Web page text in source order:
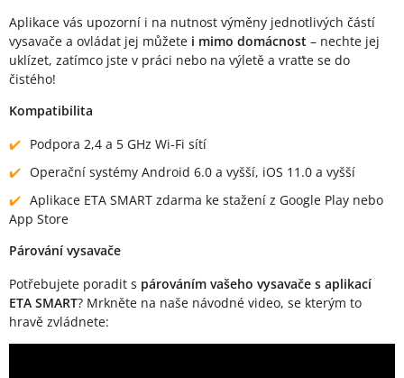
Aplikace vás upozorní i na nutnost výměny jednotlivých částí
vysavače a ovládat jej můžete i mimo domácnost – nechte jej
uklízet, zatímco jste v práci nebo na výletě a vraťte se do
čistého!
Kompatibilita
Podpora 2,4 a 5 GHz Wi-Fi sítí
Operační systémy Android 6.0 a vyšší, iOS 11.0 a vyšší
Aplikace ETA SMART zdarma ke stažení z Google Play nebo
App Store
Párování vysavače
Potřebujete poradit s párováním vašeho vysavače s aplikací
ETA SMART? Mrkněte na naše návodné video, se kterým to
hravě zvládnete: